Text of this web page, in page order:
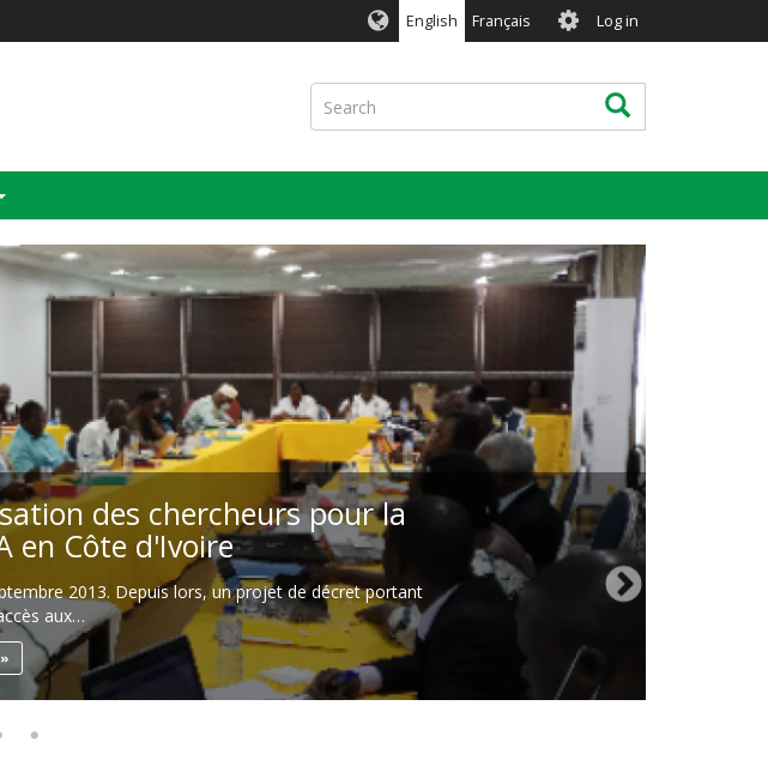
English Français User
account
menu
Log in
Search Search
des chercheurs pour la
en Côte d'Ivoire
2013. Depuis lors, un projet de décret portant
aux…